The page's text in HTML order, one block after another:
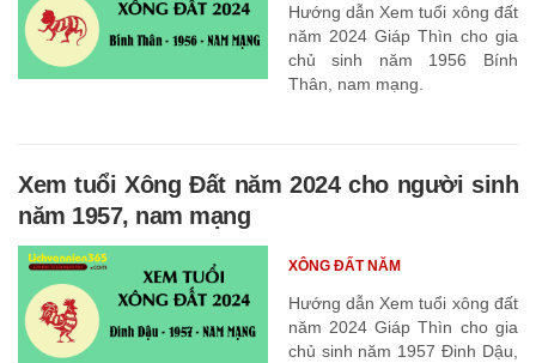
Hướng dẫn Xem tuổi xông đất
năm 2024 Giáp Thìn cho gia
chủ sinh năm 1956 Bính
Thân, nam mạng.
Xem tuổi Xông Đất năm 2024 cho người sinh
năm 1957, nam mạng
Hướng dẫn Xem tuổi xông đất
năm 2024 Giáp Thìn cho gia
chủ sinh năm 1957 Đinh Dậu,
XÔNG ĐẤT NĂM